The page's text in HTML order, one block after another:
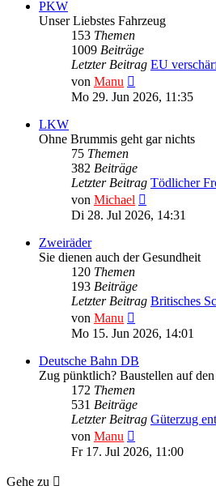
PKW
Unser Liebstes Fahrzeug
153 Themen
1009 Beiträge
Letzter Beitrag EU
von Manu
Beitrag
Mo 29. Jun 2026, 11:35
LKW
Ohne Brummis geht gar nichts
75 Themen
382 Beiträge
Letzter Beitrag Tödlicher
von Michael
Beitrag
Di 28. Jul 2026, 14:31
Zweiräder
Sie dienen auch der Gesundheit
120 Themen
193 Beiträge
Letzter Beitrag Britisches
von Manu
Beitrag
Mo 15. Jun 2026, 14:01
Deutsche Bahn DB
Zug pünktlich? Baustellen auf
172 Themen
531 Beiträge
Letzter Beitrag Güterzug
von Manu
Beitrag
Fr 17. Jul 2026, 11:00
Gehe zu